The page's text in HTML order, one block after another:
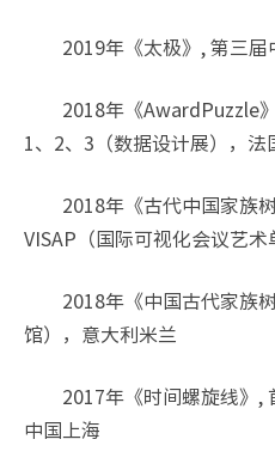
2019年《太极》, 第三
2018年《AwardPuzzle
1、2、3（数据设计展），法
2018年《古代中国家族
VISAP（国际可视化会议艺
2018年《中国古代家族
馆），意大利米兰
2017年《时间螺旋线》,
中国上海